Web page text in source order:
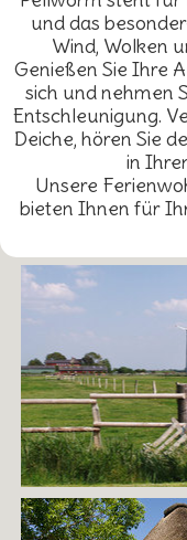
und das
Wind, Wolken
Genießen Sie Ihre
sich und nehmen
Entschleunigung.
Deiche, hören Sie
in
Unsere
bieten Ihnen für